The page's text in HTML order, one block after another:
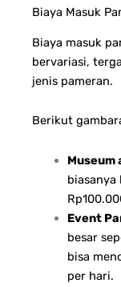
Biaya Masuk
Biaya masuk
bervariasi,
jenis pameran.
Berikut
Museum
Event
besar
bisa
per hari.